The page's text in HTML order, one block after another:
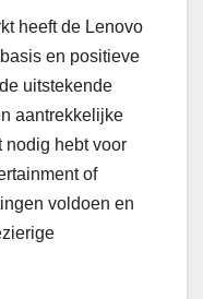
heeft de Lenovo
en positieve
uitstekende
aantrekkelijke
nodig hebt voor
of
voldoen en